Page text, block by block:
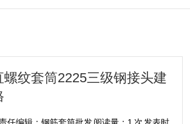
纹套筒2225三级钢接头建